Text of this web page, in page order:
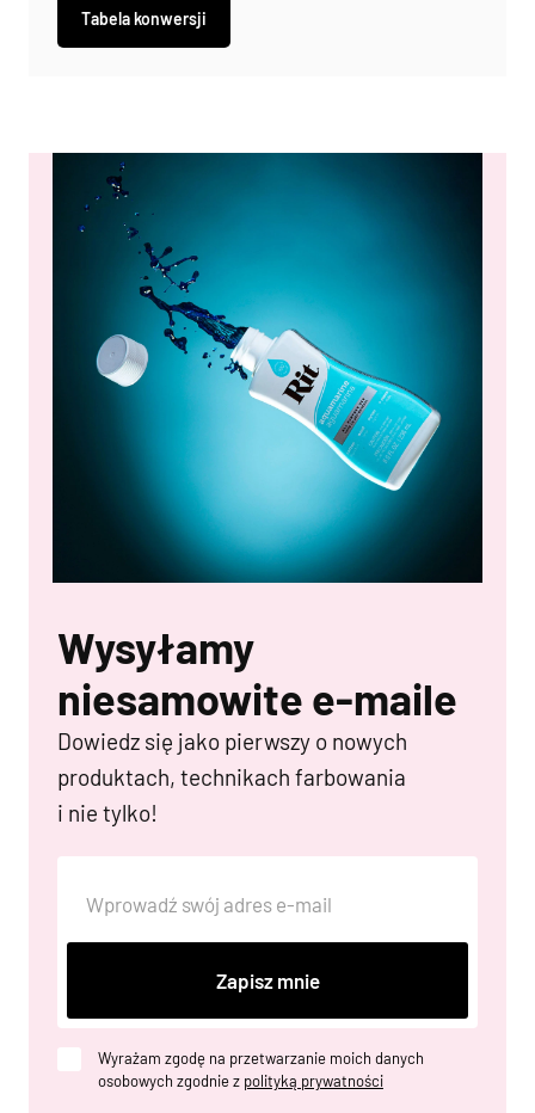
Tabela konwersji
Wysyłamy
niesamowite e-maile
Dowiedz się jako pierwszy o nowych
produktach, technikach farbowania
i nie tylko!
Zapisz mnie
Wyrażam zgodę na przetwarzanie moich danych
osobowych zgodnie z polityką prywatności